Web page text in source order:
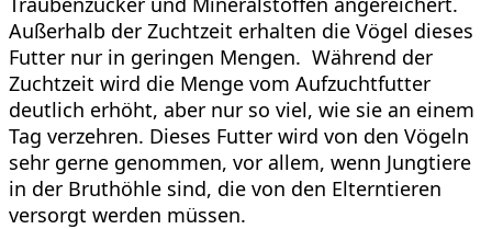
Außerhalb der Zuchtzeit erhalten die Vögel dieses
Futter nur in geringen Mengen. Während der
Zuchtzeit wird die Menge vom Aufzuchtfutter
deutlich erhöht, aber nur so viel, wie sie an einem
Tag verzehren. Dieses Futter wird von den Vögeln
sehr gerne genommen, vor allem, wenn Jungtiere
in der Bruthöhle sind, die von den Elterntieren
versorgt werden müssen.